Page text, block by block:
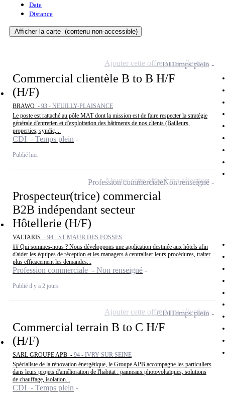
Date
Distance
Afficher la carte (contenu non-accessible)
Commercial clientèle B to B H/F
(H/F)
BRAWO - 93 - NEUILLY-PLAISANCE
Le poste est rattaché au pôle MAT dont la mission est de faire respecter la stratégie
générale d'entretien et d'exploitation des bâtiments de nos clients (Bailleurs,
properties, syndic,...
CDI - Temps plein
Publié hier
CDITemps plein
Ajouter cette offre à ma sélection
Prospecteur(trice) commercial
B2B indépendant secteur
Hôtellerie (H/F)
VALTARIS - 94 - ST MAUR DES FOSSES
## Qui sommes-nous ? Nous développons une application destinée aux hôtels afin
d'aider les équipes de réception et les managers à centraliser leurs procédures, traiter
plus efficacement les demandes...
Profession commerciale - Non renseigné
Publié il y a 2 jours
Profession commercialeNon renseigné
Ajouter cette offre à ma sélection
Commercial terrain B to C H/F
(H/F)
SARL GROUPE APB - 94 - IVRY SUR SEINE
Spécialiste de la rénovation énergétique, le Groupe APB accompagne les particuliers
dans leurs projets d'amélioration de l'habitat : panneaux photovoltaïques, solutions
de chauffage, isolation...
CDI - Temps plein
CDITemps plein
Ajouter cette offre à ma sélection